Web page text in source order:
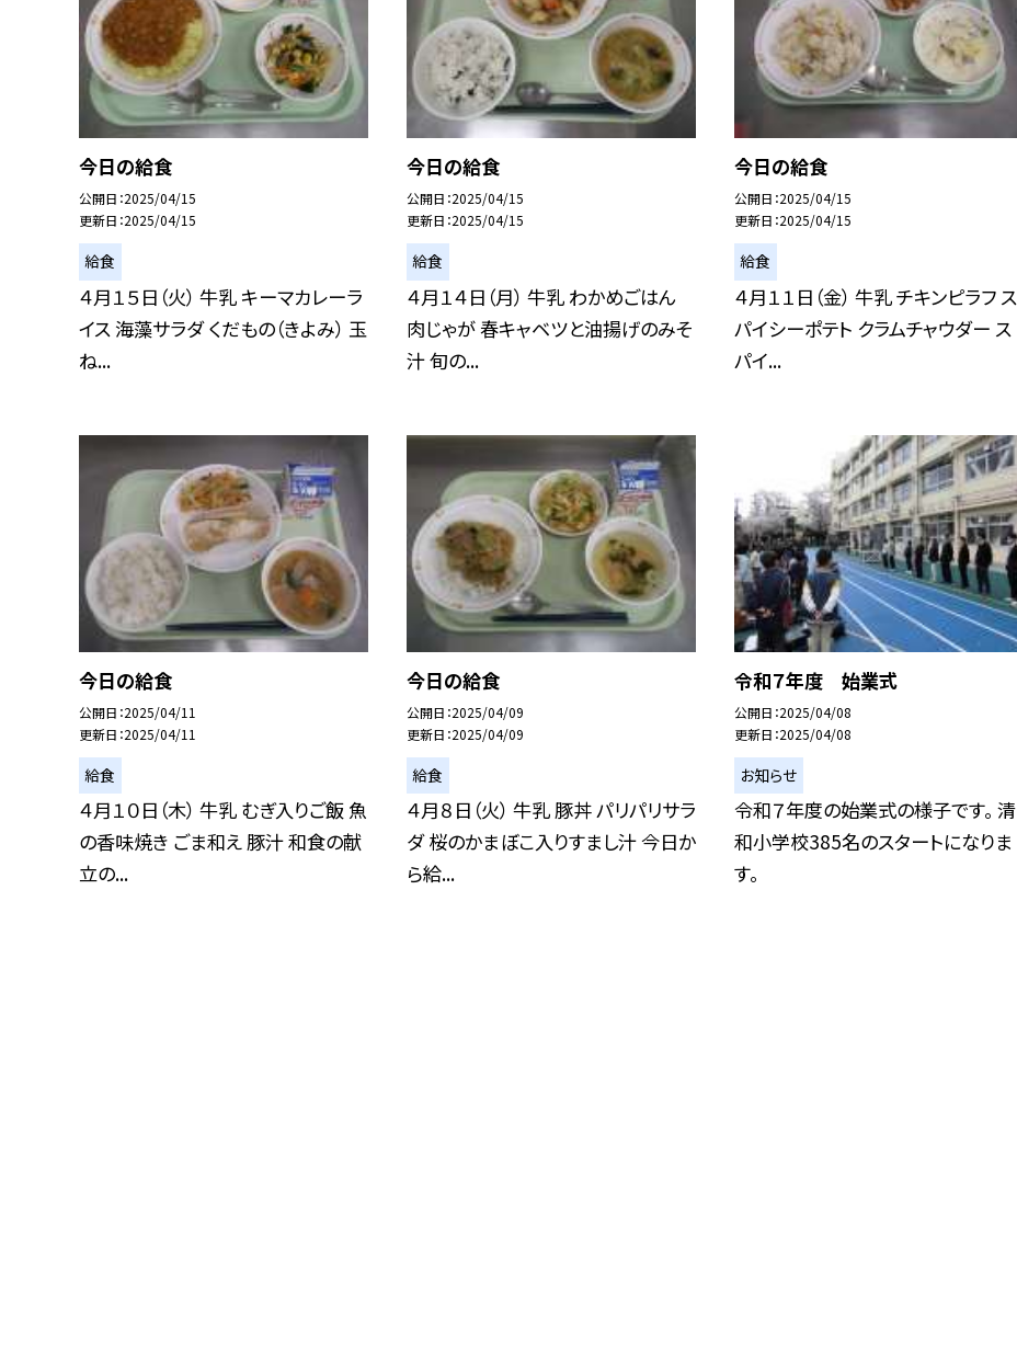
今日の給食
公開日 2025/04/15
更新日 2025/04/15
給食
４月１５日（火） 牛乳 キーマカレーラ
イス 海藻サラダ くだもの（きよみ） 玉
ね...
今日の給食
公開日 2025/04/15
更新日 2025/04/15
給食
４月１４日（月） 牛乳 わかめごはん
肉じゃが 春キャベツと油揚げのみそ
汁 旬の...
今日の給食
公開日 2025/04/15
更新日 2025/04/15
給食
４月１１日（金） 牛乳 チキンピラフ ス
パイシーポテト クラムチャウダー ス
パイ...
今日の給食
公開日 2025/04/11
更新日 2025/04/11
給食
４月１０日（木） 牛乳 むぎ入りご飯 魚
の香味焼き ごま和え 豚汁 和食の献
立の...
今日の給食
公開日 2025/04/09
更新日 2025/04/09
給食
４月８日（火） 牛乳 豚丼 パリパリサラ
ダ 桜のかまぼこ入りすまし汁 今日か
ら給...
令和７年度 始業式
公開日 2025/04/08
更新日 2025/04/08
お知らせ
令和７年度の始業式の様子です。 清
和小学校385名のスタートになりま
す。